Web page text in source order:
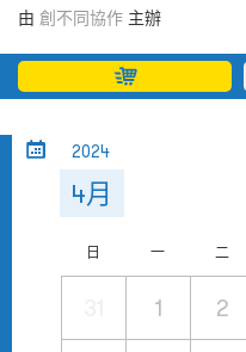
條款及細則
EN
由 創不同協作 主辦
2024
4月
日 一 二
1 2